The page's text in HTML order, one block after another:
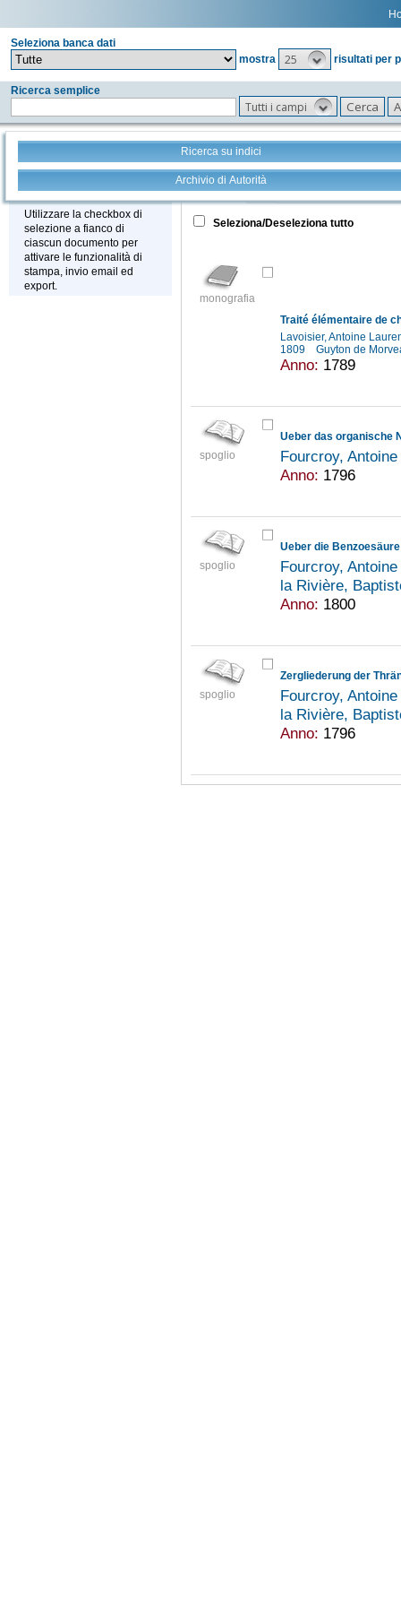
Seleziona banca dati
mostra
25 risultati per
Ricerca semplice
Tutti i campi
Ricerca su indici
Archivio di Autorità
Stampa - Email - Export
Utilizzare la checkbox di
selezione a fianco di
ciascun documento per
attivare le funzionalità di
stampa, invio email ed
export.
Tutto +
Seleziona/Deseleziona tutto
monografia
Traité élémentaire de
Lavoisier, Antoine
1809
Guyton de
Anno: 1789
spoglio
Ueber das organische
Fourcroy,
Anno: 1796
spoglio
Ueber die
Fourcroy,
la Rivière,
Anno: 1800
spoglio
Fourcroy,
la Rivière,
Anno: 1796